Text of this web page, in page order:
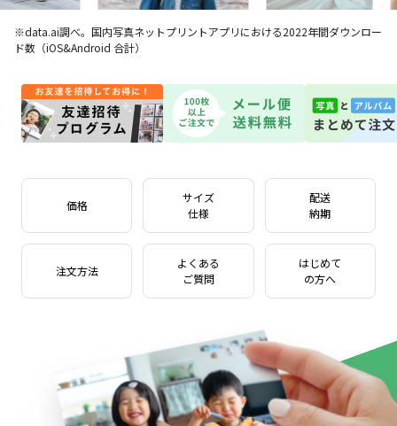
※data.ai調べ。国内写真ネットプリントアプリにおける2022年間ダウンロー
ド数（iOS&Android 合計）
価格
サイズ
仕様
配送
納期
注文方法
よくある
ご質問
はじめて
の方へ